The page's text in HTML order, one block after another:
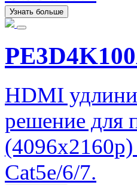
Узнать больше
HDMI
решение для
(4096x2160p)
Cat5e/6/7.